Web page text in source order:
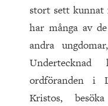
stort sett kunnat
har många av
andra
ordföranden i
Kristos,